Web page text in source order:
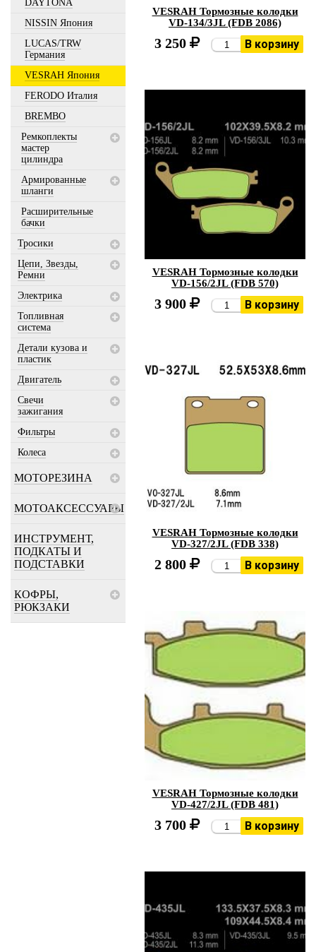
DAYTONA
NISSIN Япония
LUCAS/TRW
Германия
VESRAH Япония
FERODO Италия
BREMBO
Ремкоплекты
мастер
цилиндра
Армированные
шланги
Расширительные
бачки
Тросики
Цепи, Звезды,
Ремни
Электрика
Топливная
система
Детали кузова и
пластик
Двигатель
Свечи
зажигания
Фильтры
Колеса
МОТОРЕЗИНА
МОТОАКСЕССУАРЫ
ИНСТРУМЕНТ,
ПОДКАТЫ И
ПОДСТАВКИ
КОФРЫ,
РЮКЗАКИ
VESRAH Тормозные колодки
VD-134/3JL (FDB 2086)
3 250 В корзину
VESRAH Тормозные колодки
VD-156/2JL (FDB 570)
3 900 В корзину
VESRAH Тормозные колодки
VD-327/2JL (FDB 338)
2 800 В корзину
VESRAH Тормозные колодки
VD-427/2JL (FDB 481)
3 700 В корзину